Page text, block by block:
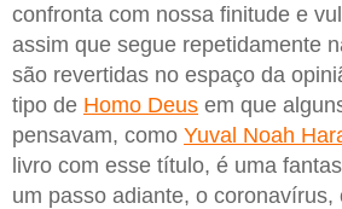
confronta com nossa finitude e
assim que segue repetidamente
são revertidas no espaço da
tipo de Homo Deus em que
pensavam, como Yuval Noah
livro com esse título, é uma
um passo adiante, o coronavírus,